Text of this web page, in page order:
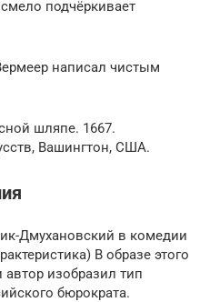
подчёркивает
написал чистым
шляпе. 1667.
Вашингтон, США.
Дмухановский в комедии
В образе этого
изобразил тип
бюрократа.